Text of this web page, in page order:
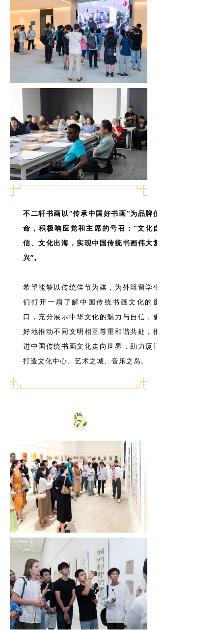
不二轩书画以“传承中国好书画”为品牌使
命，积极响应党和主席的号召：“文化自
信、文化出海，实现中国传统书画伟大复
兴”。
希望能够以传统佳节为媒，为外籍留学生
们打开一扇了解中国传统书画文化的窗
口，充分展示中华文化的魅力与自信，更
好地推动不同文明相互尊重和谐共处，推
进中国传统书画文化走向世界，助力厦门
打造文化中心、艺术之城、音乐之岛。